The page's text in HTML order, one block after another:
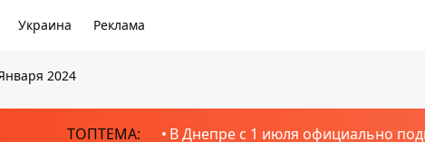
Украина Реклама
2024
ТОПТЕМА: В Днепре с 1 июля официально